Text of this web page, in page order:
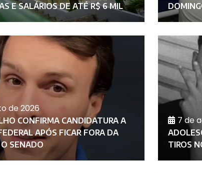
E SALÁRIOS DE ATÉ R$ 6 MIL
de 2026
CONFIRMA CANDIDATURA A
APÓS FICAR FORA DA
O SENADO
7 de
TIROS